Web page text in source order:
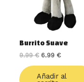
Burrito Suave
9.99€ 6.99 €
Añadir al